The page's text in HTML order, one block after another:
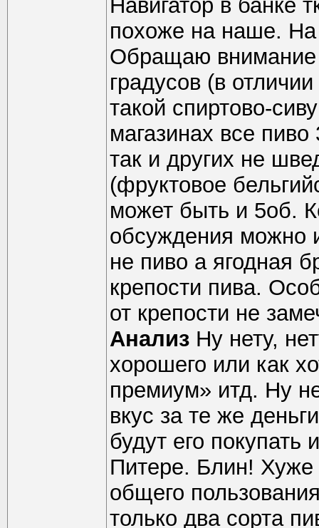
Навигатор в банке
похоже на наше. На
Обращаю внимание
градусов (в
такой спиртово-
магазинах все пиво
так и других не
(фруктовое
может быть и 5об.
обсуждения можно
не пиво а ягодная
крепости пива.
от крепости не
Анализ Ну нету,
хорошего или как
премиум» итд. Ну
вкус за те же
будут его
Питере. Блин!
общего
только два сорта